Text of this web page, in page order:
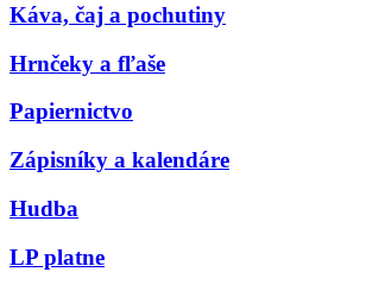
Káva, čaj a pochutiny
Hrnčeky a fľaše
Papiernictvo
Zápisníky a kalendáre
Hudba
LP platne